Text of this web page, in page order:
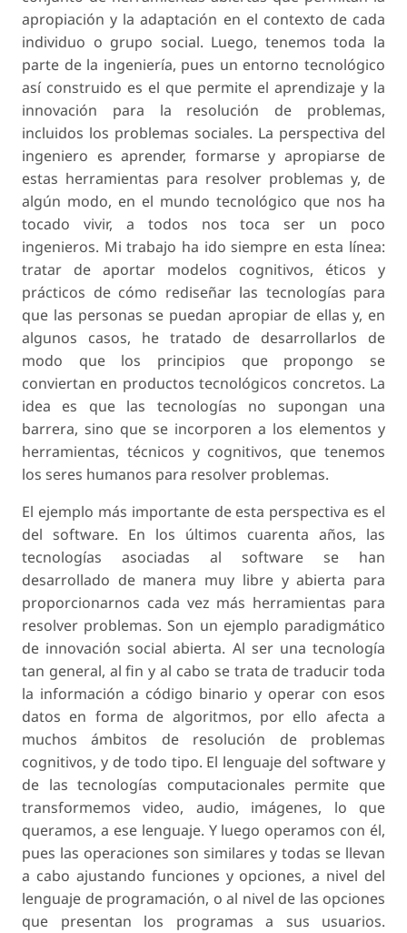
apropiación y la adaptación en el contexto de cada
individuo o grupo social. Luego, tenemos toda la
parte de la ingeniería, pues un entorno tecnológico
así construido es el que permite el aprendizaje y la
innovación para la resolución de problemas,
incluidos los problemas sociales. La perspectiva del
ingeniero es aprender, formarse y apropiarse de
estas herramientas para resolver problemas y, de
algún modo, en el mundo tecnológico que nos ha
tocado vivir, a todos nos toca ser un poco
ingenieros. Mi trabajo ha ido siempre en esta línea:
tratar de aportar modelos cognitivos, éticos y
prácticos de cómo rediseñar las tecnologías para
que las personas se puedan apropiar de ellas y, en
algunos casos, he tratado de desarrollarlos de
modo que los principios que propongo se
conviertan en productos tecnológicos concretos. La
idea es que las tecnologías no supongan una
barrera, sino que se incorporen a los elementos y
herramientas, técnicos y cognitivos, que tenemos
los seres humanos para resolver problemas.
El ejemplo más importante de esta perspectiva es el
del software. En los últimos cuarenta años, las
tecnologías asociadas al software se han
desarrollado de manera muy libre y abierta para
proporcionarnos cada vez más herramientas para
resolver problemas. Son un ejemplo paradigmático
de innovación social abierta. Al ser una tecnología
tan general, al fin y al cabo se trata de traducir toda
la información a código binario y operar con esos
datos en forma de algoritmos, por ello afecta a
muchos ámbitos de resolución de problemas
cognitivos, y de todo tipo. El lenguaje del software y
de las tecnologías computacionales permite que
transformemos video, audio, imágenes, lo que
queramos, a ese lenguaje. Y luego operamos con él,
pues las operaciones son similares y todas se llevan
a cabo ajustando funciones y opciones, a nivel del
lenguaje de programación, o al nivel de las opciones
que presentan los programas a sus usuarios.